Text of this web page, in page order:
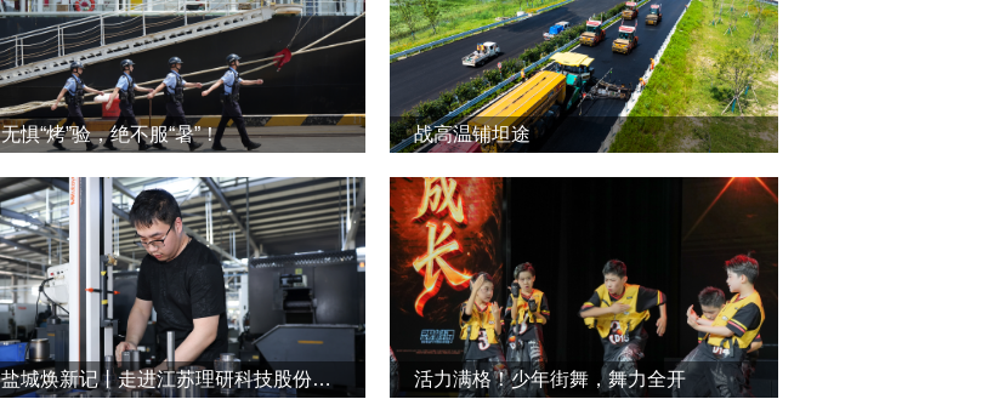
无惧“烤”验，绝不服“暑”！ 战高温铺坦途
盐城焕新记丨走进江苏理研科技股份有限公司 活力满格！少年街舞，舞力全开